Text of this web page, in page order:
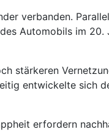
verbanden.
Automobils im
stärkeren
entwickelte sich
erfordern